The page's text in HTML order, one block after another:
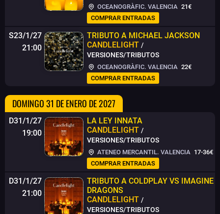
OCEANOGRÀFIC. VALENCIA 21€
COMPRAR ENTRADAS
S23/1/27
21:00
TRIBUTO A MICHAEL JACKSON
CANDLELIGHT /
VERSIONES/TRIBUTOS
OCEANOGRÀFIC. VALENCIA 22€
COMPRAR ENTRADAS
DOMINGO 31 DE ENERO DE 2027
D31/1/27
19:00
LA LEY INNATA
CANDLELIGHT /
VERSIONES/TRIBUTOS
ATENEO MERCANTIL. VALENCIA 17-36€
COMPRAR ENTRADAS
D31/1/27
21:00
TRIBUTO A COLDPLAY VS IMAGINE
DRAGONS
CANDLELIGHT /
VERSIONES/TRIBUTOS